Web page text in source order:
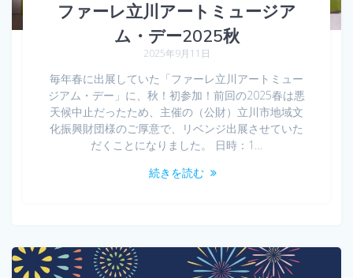
ファーレ立川アートミュージア
ム・デー2025秋
2025年9月11日
毎年春に出展していた「ファーレ立川アートミュー
ジアム・デー」に、秋！初参加！前回の2025春は悪
天候中止だったため、主催の（公財）立川市地域文
化振興財団様のご厚意で、リベンジ出展させていた
だくことになりました。 日時：1…
続きを読む